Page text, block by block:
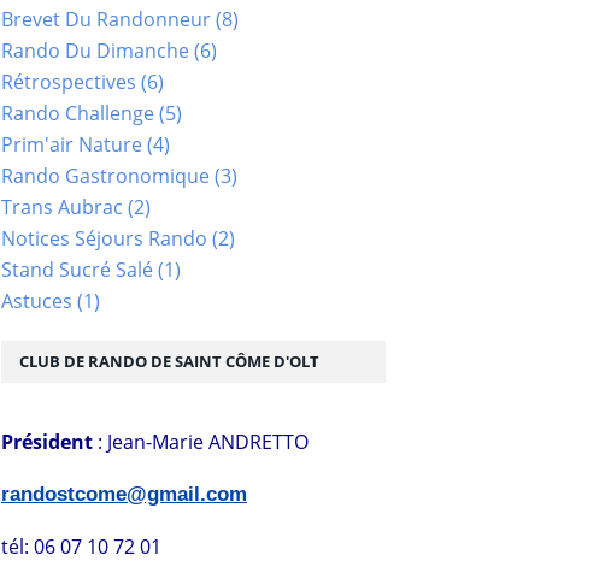
Brevet Du Randonneur(8)
Rando Du Dimanche(6)
Rétrospectives (6)
Rando Challenge(5)
Prim'air Nature(4)
Rando Gastronomique(3)
Trans Aubrac (2)
Notices Séjours Rando (2)
Stand Sucré Salé(1)
Astuces (1)
CLUB DE RANDO DE SAINT CÔME D'OLT
Président : Jean-Marie ANDRETTO
randostcome@gmail.com
tél: 06 07 10 72 01